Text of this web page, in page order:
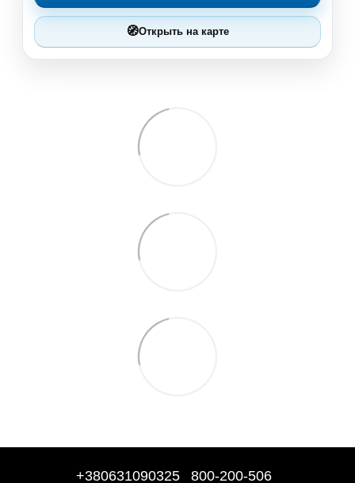
🧭Открыть на карте
+380631090325 800-200-506